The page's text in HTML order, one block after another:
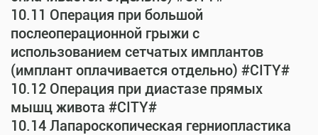
10.11 Операция при большой
послеоперационной грыжи с
использованием сетчатых имплантов
(имплант оплачивается отдельно) #CITY#
10.12 Операция при диастазе прямых
мышц живота #CITY#
10.14 Лапароскопическая герниопластика